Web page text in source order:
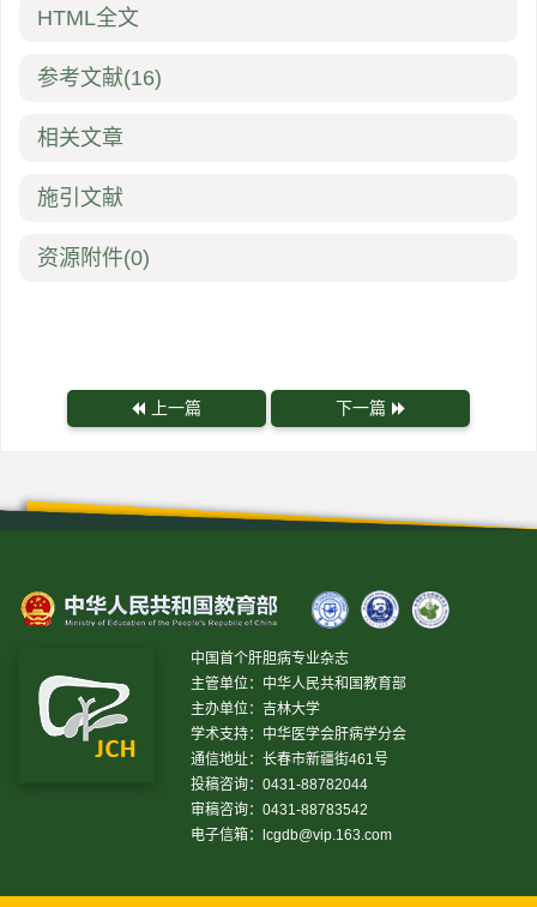
HTML全文
参考文献(16)
相关文章
施引文献
资源附件(0)
上一篇 下一篇
中国首个肝胆病专业杂志
主管单位：中华人民共和国教育部
主办单位：吉林大学
学术支持：中华医学会肝病学分会
通信地址：长春市新疆街461号
投稿咨询：0431-88782044
审稿咨询：0431-88783542
电子信箱：
lcgdb@vip.163.com